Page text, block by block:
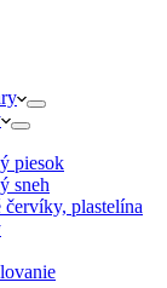
piesok
sneh
plastelína